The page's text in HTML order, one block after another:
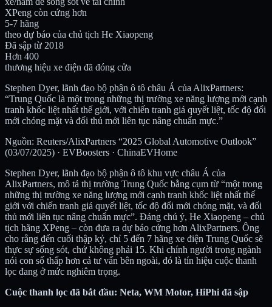
XPeng còn cứng hơn
5-7 hãng
theo dự báo của chủ tịch He Xiaopeng
Đã sập từ 2018
Hơn 400
thương hiệu xe điện đã đóng cửa
Stephen Dyer, lãnh đạo bộ phận ô tô châu Á của AlixPartners:
“Trung Quốc là một trong những thị trường xe năng lượng mới cạnh
tranh khốc liệt nhất thế giới, với chiến tranh giá quyết liệt, tốc độ đổi
mới chóng mặt và đối thủ mới liên tục nâng chuẩn mực.”
Nguồn: Reuters/AlixPartners “2025 Global Automotive Outlook”
(03/07/2025) · EVBoosters · ChinaEVHome
Stephen Dyer, lãnh đạo bộ phận ô tô khu vực châu Á của
AlixPartners, mô tả thị trường Trung Quốc bằng cụm từ “một trong
những thị trường xe năng lượng mới cạnh tranh khốc liệt nhất thế
giới với chiến tranh giá quyết liệt, tốc độ đổi mới chóng mặt, và đối
thủ mới liên tục nâng chuẩn mực”. Đáng chú ý, He Xiaopeng – chủ
tịch hãng XPeng – còn đưa ra dự báo cứng hơn AlixPartners. Ông
cho rằng đến cuối thập kỷ, chỉ 5 đến 7 hãng xe điện Trung Quốc sẽ
thực sự sống sót, chứ không phải 15. Khi chính người trong ngành
nói con số thấp hơn cả tư vấn bên ngoài, đó là tín hiệu cuộc thanh
lọc đang ở mức nghiêm trọng.
Cuộc thanh lọc đã bắt đầu: Neta, WM Motor, HiPhi đã sập